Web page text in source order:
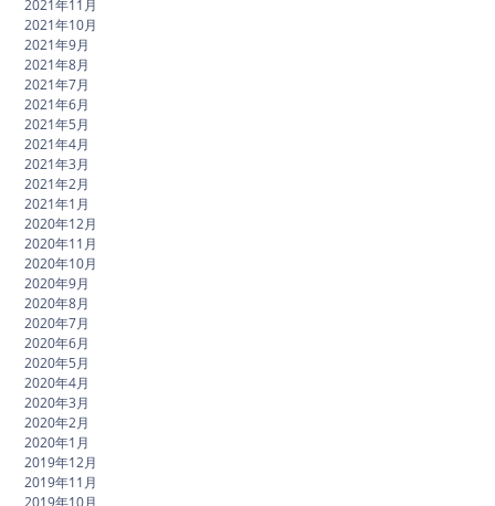
2021年11月
2021年10月
2021年9月
2021年8月
2021年7月
2021年6月
2021年5月
2021年4月
2021年3月
2021年2月
2021年1月
2020年12月
2020年11月
2020年10月
2020年9月
2020年8月
2020年7月
2020年6月
2020年5月
2020年4月
2020年3月
2020年2月
2020年1月
2019年12月
2019年11月
2019年10月